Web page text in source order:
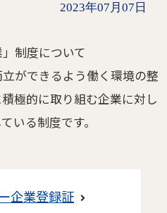
2023年07月07日
制度について
ができるよう働く環境の整
極的に取り組む企業に対し
いる制度です。
企業登録証